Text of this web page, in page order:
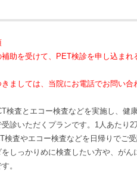
助を受けて、PET検診を申し込まれ
ましては、当院にお電話でお問い合
検査とエコー検査などを実施し、健
診いただくプランです。1人あたり2
検査やエコー検査などを日帰りでご受
しっかりめに検査したい方や、がん
。